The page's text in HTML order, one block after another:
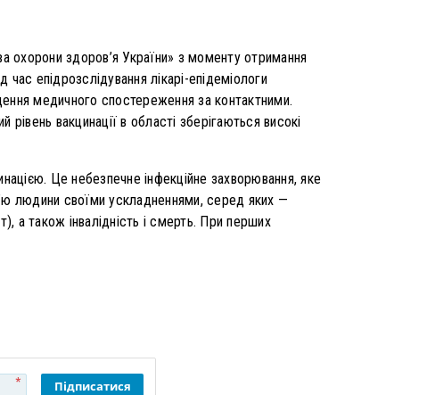
охорони здоров’я України» з моменту отримання
епідрозслідування лікарі-епідеміологи
медичного спостереження за контактними.
вакцинації в області зберігаються високі
Це небезпечне інфекційне захворювання, яке
людини своїми ускладненнями, серед яких —
а також інвалідність і смерть. При перших
* Підписатися